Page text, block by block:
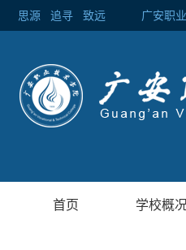
思源 追寻 致远 广安职业技
首页 学校概